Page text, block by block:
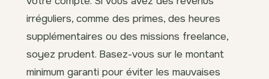
irréguliers, comme des primes, des heures
supplémentaires ou des missions freelance,
soyez prudent. Basez-vous sur le montant
minimum garanti pour éviter les mauvaises